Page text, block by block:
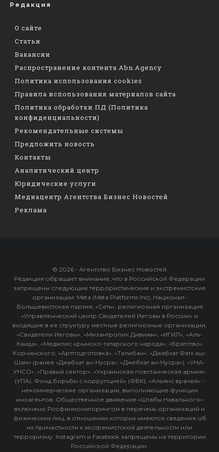
Редакция
О сайте
Статьи
Вакансии
Распространение контента Abn.Agency
Политика использования cookies
Правила использования материалов сайта
Политика обработки ПД (Политика
конфиденциальности)
Рекомендательные системы
Предложить новость
Контакты
Аналитический центр
Юридические услуги
Медиацентр Агентства Бизнес Новостей
Реклама
© 2026 - Агентство Бизнес Новостей
Редакция обращает внимание, что в Российской Федерации
запрещены следующие террористические и экстремистские
организации: Meta (Meta Platforms Inc), Национал-
Большевистская партия, «Сеть», религиозная организация
«Управленческий центр Свидетелей Иеговы в России» и
входящие в ее структуру местные религиозные организации,
«Свидетели Иеговы», «Мизантропик Дивижн», «ИГИЛ», «Аль-
Каида», «Меджлис крымско-татарского народа», «Братство»
Корчинского, «Артподготовка», «Талибан», «Джабхат Фатх аш-
Шам» (ранее «Джабхат ан-Нусра», «Джебхат ан-Нусра»), «УНА-
УНСО», «Правый сектор», «Украинская повстанческая армия»
(УПА). Фонд борьбы с коррупцией» (ФБК), «Альянс врачей» -
некоммерческие организации, выполняющие функции
иноагентов. Общественное движение «Штабы Навального»
включено Росфинмониторингом в перечень организаций и
физических лиц, в отношении которых имеются сведения об
их причастности к экстремистской деятельности или
терроризму. Instagram и Facebook запрещены на территории
Российской Федерации.